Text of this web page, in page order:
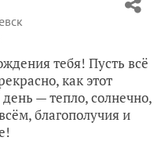
тебя! Пусть всё
как этот
— тепло, солнечно,
благополучия и